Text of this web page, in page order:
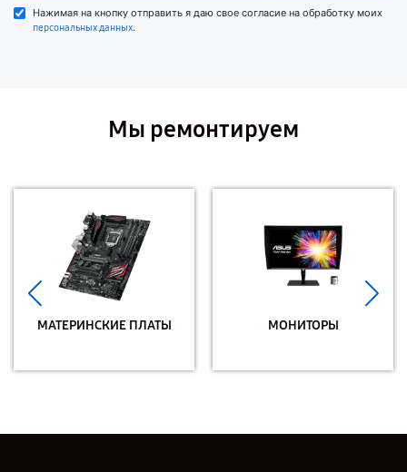
Нажимая на кнопку отправить я даю свое согласие на обработку моих
персональных данных.
Мы ремонтируем
МАТЕРИНСКИЕ ПЛАТЫ МОНИТОРЫ